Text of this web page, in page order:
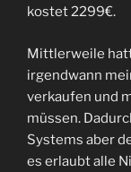
kostet 2299€.
Mittlerweile
irgendwann
verkaufen und
müssen.
Systems aber
es erlaubt alle